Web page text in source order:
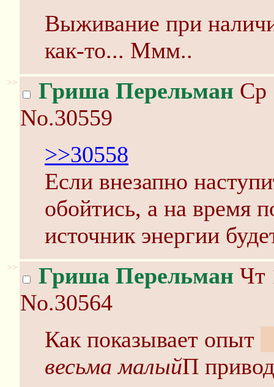
Выживание при
как-то... Ммм..
>> Гриша Перельман Ср
No.30559
>>30558
Если внезапно
обойтись, а на время
источник энергии
>> Гриша Перельман Чт
No.30564
Как показывает опыт
весьма малыйП